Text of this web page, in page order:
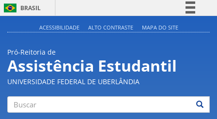
BRASIL
Acesso à informação
Legislação
Canais
ACESSIBILIDADE ALTO CONTRASTE MAPA DO SITE
Pró-Reitoria de
Assistência Estudantil
UNIVERSIDADE FEDERAL DE UBERLÂNDIA